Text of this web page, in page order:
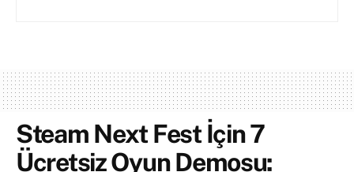
Steam Next Fest İçin 7
Ücretsiz Oyun Demosu: